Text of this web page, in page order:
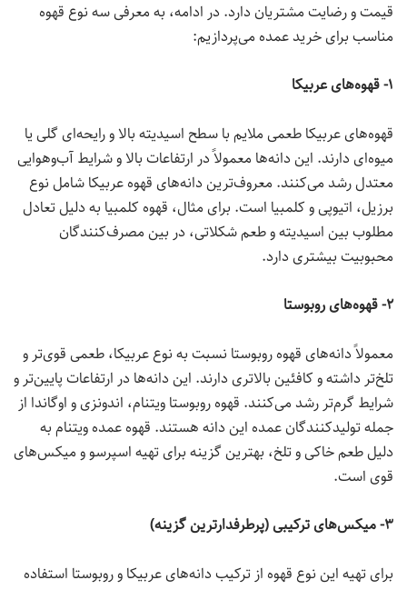
قیمت و رضایت مشتریان دارد. در ادامه، به معرفی سه نوع قهوه
مناسب برای خرید عمده می‌پردازیم:
۱- قهوه‌های عربیکا
قهوه‌های عربیکا طعمی ملایم با سطح اسیدیته بالا و رایحه‌ای گلی یا
میوه‌ای دارند. این دانه‌ها معمولاً در ارتفاعات بالا و شرایط آب‌وهوایی
معتدل رشد می‌کنند. معروف‌ترین دانه‌های قهوه عربیکا شامل نوع
برزیل، اتیوپی و کلمبیا است. برای مثال، قهوه کلمبیا به دلیل تعادل
مطلوب بین اسیدیته و طعم شکلاتی، در بین مصرف‌کنندگان
محبوبیت بیشتری دارد.
۲- قهوه‌های روبوستا
معمولاً دانه‌های قهوه روبوستا نسبت به نوع عربیکا، طعمی قوی‌تر و
تلخ‌تر داشته و کافئین بالاتری دارند. این دانه‌ها در ارتفاعات پایین‌تر و
شرایط گرم‌تر رشد می‌کنند. قهوه روبوستا ویتنام، اندونزی و اوگاندا از
جمله تولیدکنندگان عمده این دانه هستند. قهوه عمده ویتنام به
دلیل طعم خاکی و تلخ، بهترین گزینه برای تهیه اسپرسو و میکس‌های
قوی است.
۳- میکس‌های ترکیبی (پرطرفدارترین گزینه)
برای تهیه این نوع قهوه از ترکیب دانه‌های عربیکا و روبوستا استفاده